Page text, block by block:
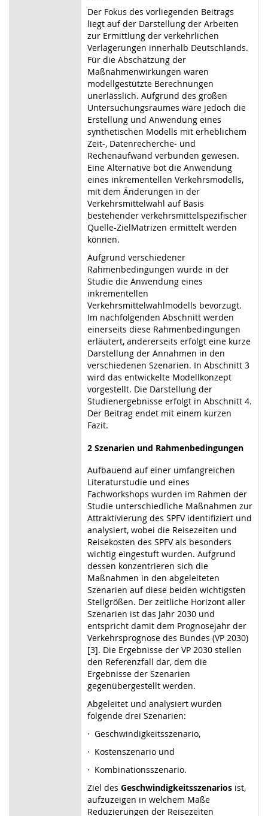
Der Fokus des vorliegenden Beitrags
liegt auf der Darstellung der Arbeiten
zur Ermittlung der verkehrlichen
Verlagerungen innerhalb Deutschlands.
Für die Abschätzung der
Maßnahmenwirkungen waren
modellgestützte Berechnungen
unerlässlich. Aufgrund des großen
Untersuchungsraumes wäre jedoch die
Erstellung und Anwendung eines
synthetischen Modells mit erheblichem
Zeit-, Datenrecherche- und
Rechenaufwand verbunden gewesen.
Eine Alternative bot die Anwendung
eines inkrementellen Verkehrsmodells,
mit dem Änderungen in der
Verkehrsmittelwahl auf Basis
bestehender verkehrsmittelspezifischer
Quelle-ZielMatrizen ermittelt werden
können.
Aufgrund verschiedener
Rahmenbedingungen wurde in der
Studie die Anwendung eines
inkrementellen
Verkehrsmittelwahlmodells bevorzugt.
Im nachfolgenden Abschnitt werden
einerseits diese Rahmenbedingungen
erläutert, andererseits erfolgt eine kurze
Darstellung der Annahmen in den
verschiedenen Szenarien. In Abschnitt 3
wird das entwickelte Modellkonzept
vorgestellt. Die Darstellung der
Studienergebnisse erfolgt in Abschnitt 4.
Der Beitrag endet mit einem kurzen
Fazit.
2 Szenarien und Rahmenbedingungen
Aufbauend auf einer umfangreichen
Literaturstudie und eines
Fachworkshops wurden im Rahmen der
Studie unterschiedliche Maßnahmen zur
Attraktivierung des SPFV identifiziert und
analysiert, wobei die Reisezeiten und
Reisekosten des SPFV als besonders
wichtig eingestuft wurden. Aufgrund
dessen konzentrieren sich die
Maßnahmen in den abgeleiteten
Szenarien auf diese beiden wichtigsten
Stellgrößen. Der zeitliche Horizont aller
Szenarien ist das Jahr 2030 und
entspricht damit dem Prognosejahr der
Verkehrsprognose des Bundes (VP 2030)
[3]. Die Ergebnisse der VP 2030 stellen
den Referenzfall dar, dem die
Ergebnisse der Szenarien
gegenübergestellt werden.
Abgeleitet und analysiert wurden
folgende drei Szenarien:
· Geschwindigkeitsszenario,
· Kostenszenario und
· Kombinationsszenario.
Ziel des Geschwindigkeitsszenarios ist,
aufzuzeigen in welchem Maße
Reduzierungen der Reisezeiten